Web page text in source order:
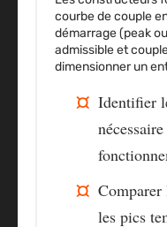
courbe de couple
démarrage (peak
admissible et
dimensionner un
Identifier
Comparer
les pics